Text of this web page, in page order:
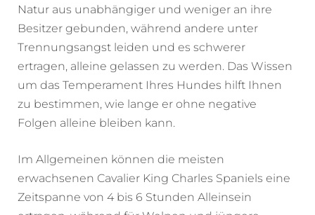
Natur aus unabhängiger und weniger an ihre
Besitzer gebunden, während andere unter
Trennungsangst leiden und es schwerer
ertragen, alleine gelassen zu werden. Das Wissen
um das Temperament Ihres Hundes hilft Ihnen
zu bestimmen, wie lange er ohne negative
Folgen alleine bleiben kann.
Im Allgemeinen können die meisten
erwachsenen Cavalier King Charles Spaniels eine
Zeitspanne von 4 bis 6 Stunden Alleinsein